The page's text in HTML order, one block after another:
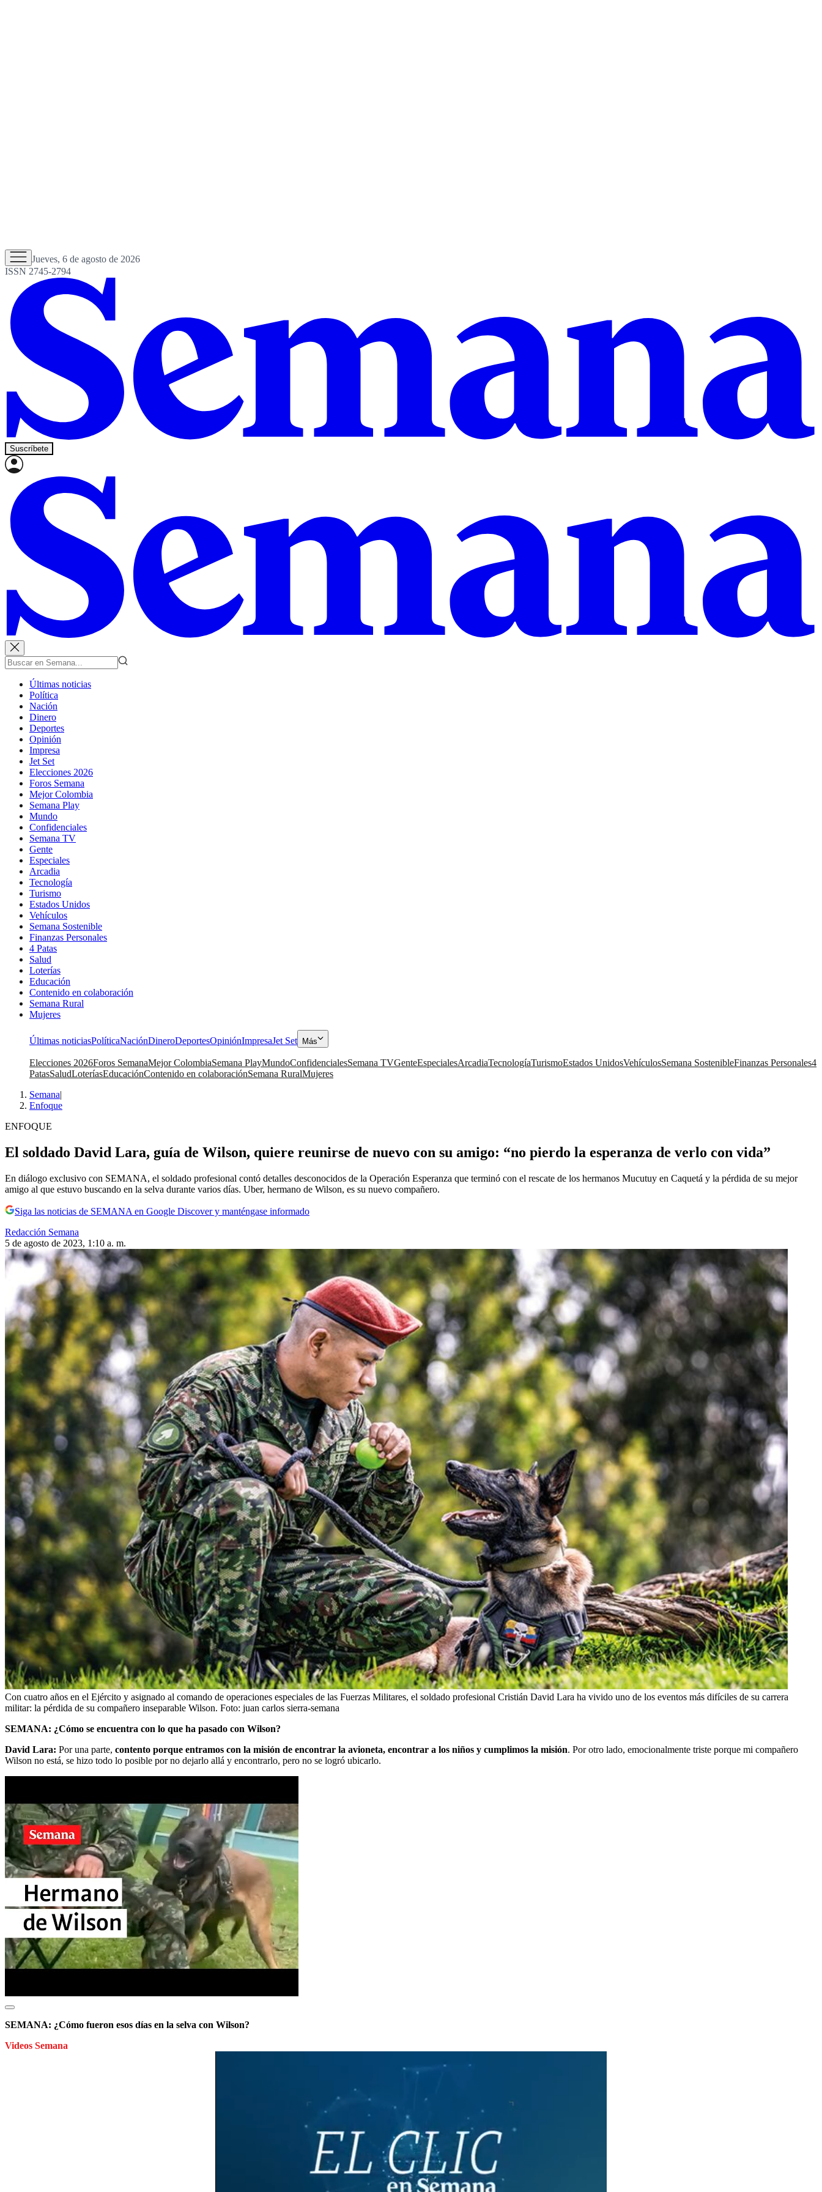
Jueves, 6 de agosto de 2026
ISSN 2745-2794
Suscríbete
Últimas noticias
Política
Nación
Dinero
Deportes
Opinión
Impresa
Jet Set
Elecciones 2026
Foros Semana
Mejor Colombia
Semana Play
Mundo
Confidenciales
Semana TV
Gente
Especiales
Arcadia
Tecnología
Turismo
Estados Unidos
Vehículos
Semana Sostenible
Finanzas Personales
4 Patas
Salud
Loterías
Educación
Contenido en colaboración
Semana Rural
Mujeres
Últimas noticiasPolíticaNaciónDineroDeportesOpiniónImpresaJet Set Más
Elecciones 2026Foros SemanaMejor ColombiaSemana PlayMundoConfidencialesSemana TVGenteEspecialesArcadiaTecnologíaTurismoEstados UnidosVehículosSemana SostenibleFinanzas Personales4
PatasSaludLoteríasEducaciónContenido en colaboraciónSemana RuralMujeres
Semana|
Enfoque
ENFOQUE
El soldado David Lara, guía de Wilson, quiere reunirse de nuevo con su amigo: “no pierdo la esperanza de verlo con vida”
En diálogo exclusivo con SEMANA, el soldado profesional contó detalles desconocidos de la Operación Esperanza que terminó con el rescate de los hermanos Mucutuy en Caquetá y la pérdida de su mejor
amigo al que estuvo buscando en la selva durante varios días. Uber, hermano de Wilson, es su nuevo compañero.
Siga las noticias de SEMANA en Google Discover y manténgase informado
Redacción Semana
5 de agosto de 2023, 1:10 a. m.
Con cuatro años en el Ejército y asignado al comando de operaciones especiales de las Fuerzas Militares, el soldado profesional Cristián David Lara ha vivido uno de los eventos más difíciles de su carrera
militar: la pérdida de su compañero inseparable Wilson. Foto: juan carlos sierra-semana
SEMANA: ¿Cómo se encuentra con lo que ha pasado con Wilson?
David Lara: Por una parte, contento porque entramos con la misión de encontrar la avioneta, encontrar a los niños y cumplimos la misión. Por otro lado, emocionalmente triste porque mi compañero
Wilson no está, se hizo todo lo posible por no dejarlo allá y encontrarlo, pero no se logró ubicarlo.
SEMANA: ¿Cómo fueron esos días en la selva con Wilson?
Videos Semana